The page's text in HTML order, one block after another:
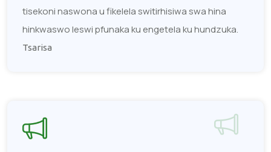
tisekoni naswona u fikelela switirhisiwa swa hina
hinkwaswo leswi pfunaka ku engetela ku hundzuka.
Tsarisa